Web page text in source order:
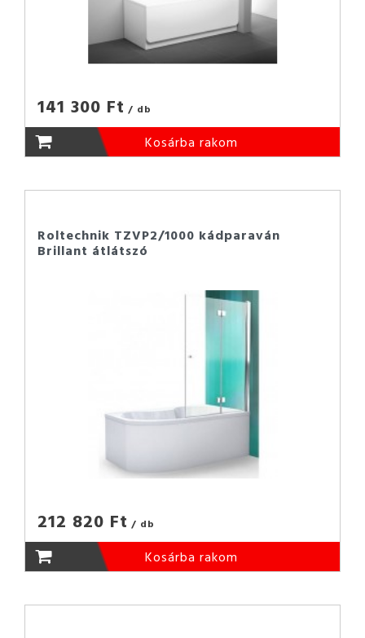
141 300 Ft / db
Kosárba rakom
Roltechnik TZVP2/1000 kádparaván
Brillant átlátszó
212 820 Ft / db
Kosárba rakom